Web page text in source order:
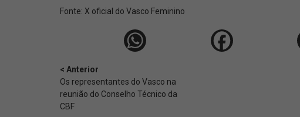
Fonte: X oficial do Vasco Feminino
< Anterior
Os representantes do Vasco na
reunião do Conselho Técnico da
CBF